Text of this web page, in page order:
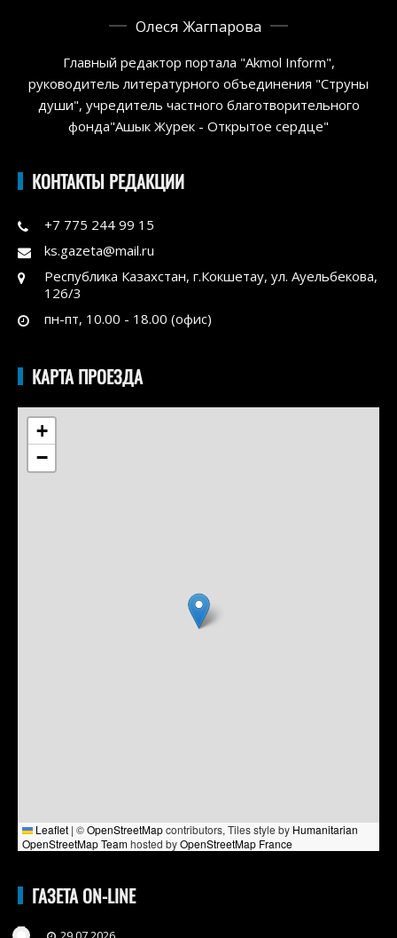
Олеся Жагпарова
Главный редактор портала "Akmol Inform",
руководитель литературного объединения "Струны
души", учредитель частного благотворительного
фонда"Ашык Журек - Открытое сердце"
КОНТАКТЫ РЕДАКЦИИ
+7 775 244 99 15
ks.gazeta@mail.ru
Республика Казахстан, г.Кокшетау, ул. Ауельбекова,
126/3
пн-пт, 10.00 - 18.00 (офис)
КАРТА ПРОЕЗДА
+
−
Leaflet | ©OpenStreetMapcontributors, Tiles style by Humanitarian
OpenStreetMap Teamhosted byOpenStreetMap France
ГАЗЕТА ON-LINE